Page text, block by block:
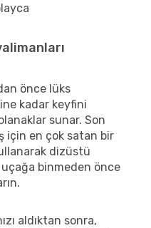
önce lüks
kadar keyfini
sunar. Son
için en çok satan bir
dizüstü
uçağa binmeden önce
aldıktan sonra,